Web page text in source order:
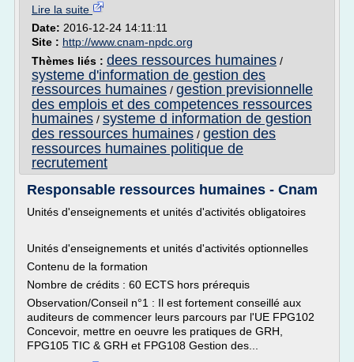
Lire la suite
Date: 2016-12-24 14:11:11
Site : http://www.cnam-npdc.org
Thèmes liés : dees ressources humaines /
systeme d'information de gestion des
ressources humaines / gestion previsionnelle
des emplois et des competences ressources
humaines / systeme d information de gestion
des ressources humaines / gestion des
ressources humaines politique de
recrutement
Responsable ressources humaines - Cnam
Unités d'enseignements et unités d'activités obligatoires
Unités d'enseignements et unités d'activités optionnelles
Contenu de la formation
Nombre de crédits : 60 ECTS hors prérequis
Observation/Conseil n°1 : Il est fortement conseillé aux
auditeurs de commencer leurs parcours par l'UE FPG102
Concevoir, mettre en oeuvre les pratiques de GRH,
FPG105 TIC & GRH et FPG108 Gestion des...